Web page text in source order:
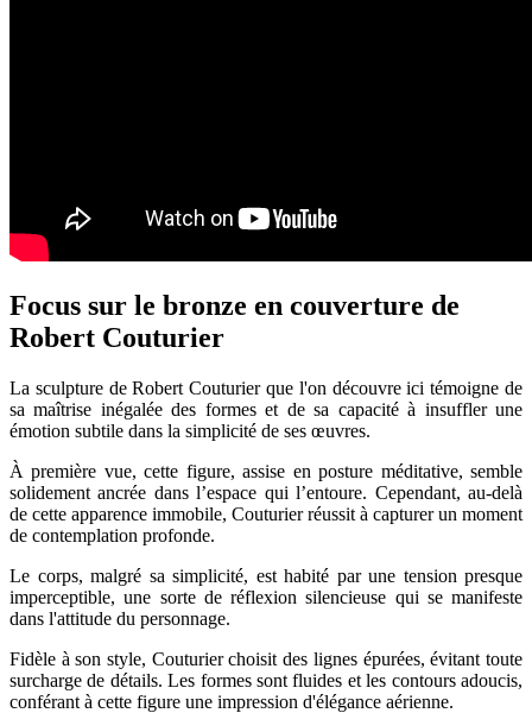
Focus sur le bronze en couverture de
Robert Couturier
La sculpture de Robert Couturier que l'on découvre ici témoigne de
sa maîtrise inégalée des formes et de sa capacité à insuffler une
émotion subtile dans la simplicité de ses œuvres.
À première vue, cette figure, assise en posture méditative, semble
solidement ancrée dans l’espace qui l’entoure. Cependant, au-delà
de cette apparence immobile, Couturier réussit à capturer un moment
de contemplation profonde.
Le corps, malgré sa simplicité, est habité par une tension presque
imperceptible, une sorte de réflexion silencieuse qui se manifeste
dans l'attitude du personnage.
Fidèle à son style, Couturier choisit des lignes épurées, évitant toute
surcharge de détails. Les formes sont fluides et les contours adoucis,
conférant à cette figure une impression d'élégance aérienne.